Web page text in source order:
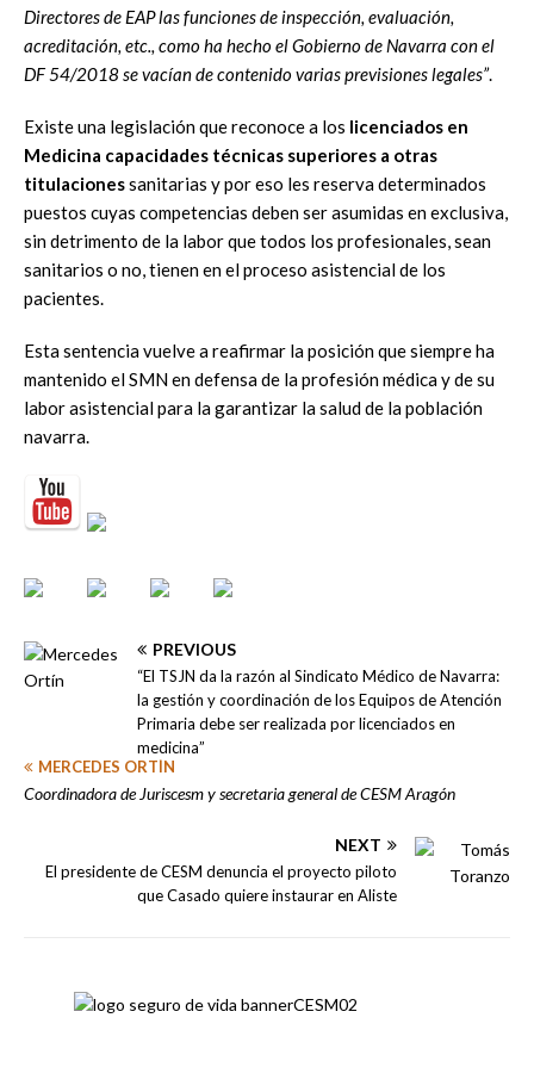
Directores de EAP las funciones de inspección, evaluación,
acreditación, etc., como ha hecho el Gobierno de Navarra con el
DF 54/2018 se vacían de contenido varias previsiones legales”.
Existe una legislación que reconoce a los licenciados en
Medicina capacidades técnicas superiores a otras
titulacionessanitarias y por eso les reserva determinados
puestos cuyas competencias deben ser asumidas en exclusiva,
sin detrimento de la labor que todos los profesionales, sean
sanitarios o no, tienen en el proceso asistencial de los
pacientes.
Esta sentencia vuelve a reafirmar la posición que siempre ha
mantenido el SMN en defensa de la profesión médica y de su
labor asistencial para la garantizar la salud de la población
navarra.
PREVIOUS
“El TSJN da la razón al Sindicato Médico de Navarra:
la gestión y coordinación de los Equipos de Atención
Primaria debe ser realizada por licenciados en
medicina”
MERCEDES ORTÍN
Coordinadora de Juriscesm y secretaria general de CESM Aragón
NEXT
El presidente de CESM denuncia el proyecto piloto
que Casado quiere instaurar en Aliste